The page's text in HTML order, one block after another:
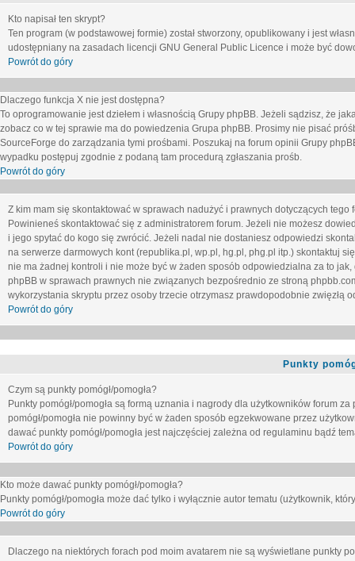
Kto napisał ten skrypt?
Ten program (w podstawowej formie) został stworzony, opublikowany i jest
udostępniany na zasadach licencji GNU General Public Licence i może być
Powrót do góry
Dlaczego funkcja X nie jest dostępna?
To oprogramowanie jest dziełem i własnością Grupy phpBB. Jeżeli sądzisz, że
zobacz co w tej sprawie ma do powiedzenia Grupa phpBB. Prosimy nie pisać
SourceForge do zarządzania tymi prośbami. Poszukaj na forum opinii Grupy
wypadku postępuj zgodnie z podaną tam procedurą zgłaszania prośb.
Powrót do góry
Z kim mam się skontaktować w sprawach nadużyć i prawnych dotyczących tego
Powinieneś skontaktować się z administratorem forum. Jeżeli nie możesz
i jego spytać do kogo się zwrócić. Jeżeli nadal nie dostaniesz odpowiedzi
na serwerze darmowych kont (republika.pl, wp.pl, hg.pl, phg.pl itp.) skontaktuj
nie ma żadnej kontroli i nie może być w żaden sposób odpowiedzialna za to
phpBB w sprawach prawnych nie związanych bezpośrednio ze stroną
wykorzystania skryptu przez osoby trzecie otrzymasz prawdopodobnie zwięzłą
Powrót do góry
Punkty
Czym są punkty pomógł/pomogła?
Punkty pomógł/pomogła są formą uznania i nagrody dla użytkowników forum
pomógł/pomogła nie powinny być w żaden sposób egzekwowane przez
dawać punkty pomógł/pomogła jest najczęściej zależna od regulaminu bądź
Powrót do góry
Kto może dawać punkty pomógł/pomogła?
Punkty pomógł/pomogła może dać tylko i wyłącznie autor tematu (użytkownik,
Powrót do góry
Dlaczego na niektórych forach pod moim avatarem nie są wyświetlane punkty